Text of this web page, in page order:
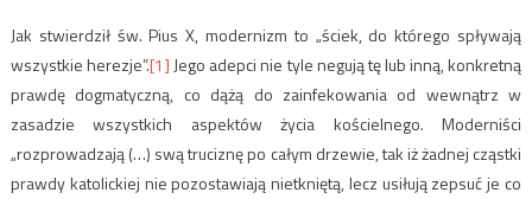
Jak stwierdził św. Pius X, modernizm to „ściek, do którego spływają
wszystkie herezje”.[1] Jego adepci nie tyle negują tę lub inną, konkretną
prawdę dogmatyczną, co dążą do zainfekowania od wewnątrz w
zasadzie wszystkich aspektów życia kościelnego. Moderniści
„rozprowadzają (…) swą truciznę po całym drzewie, tak iż żadnej cząstki
prawdy katolickiej nie pozostawiają nietkniętą, lecz usiłują zepsuć je co